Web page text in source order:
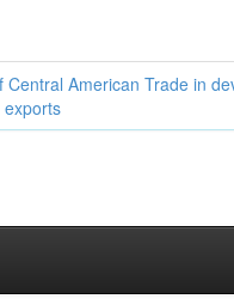
Central American Trade in
exports